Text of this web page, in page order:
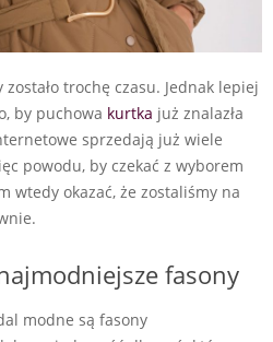
trochę czasu. Jednak lepiej
by puchowa kurtka już znalazła
sprzedają już wiele
powodu, by czekać z wyborem
wtedy okazać, że zostaliśmy na
fasony
modne są fasony